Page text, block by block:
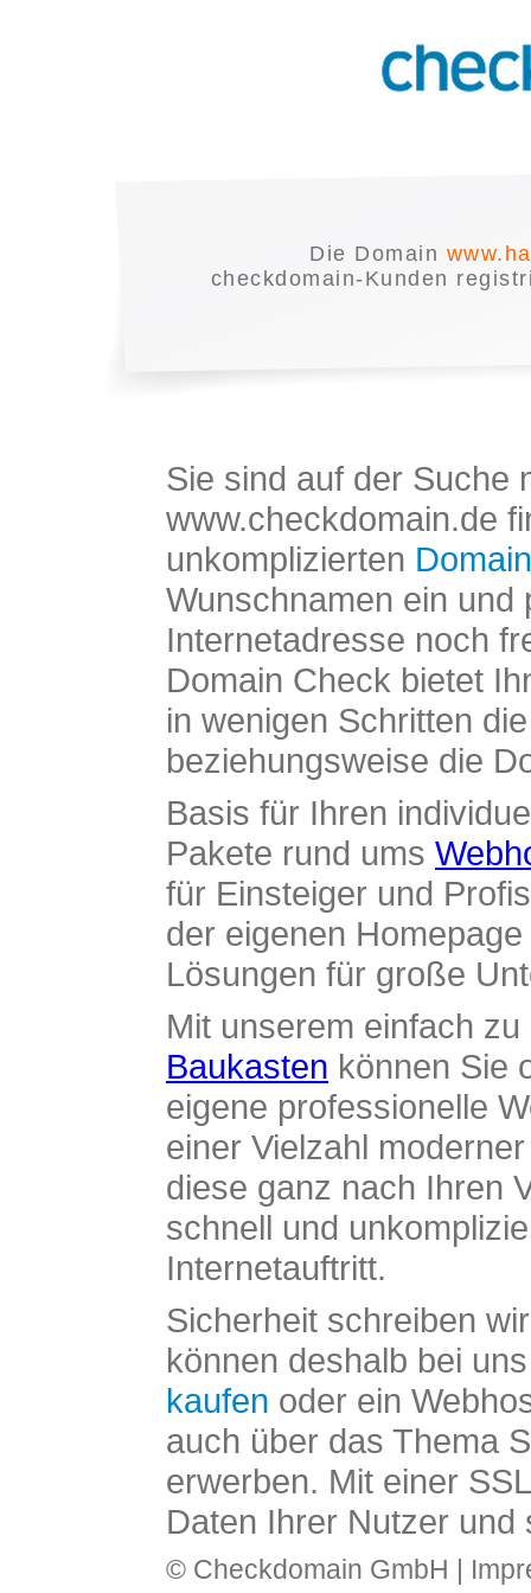
Die Domain
checkdomain-Kunden
Sie sind auf der Suche
www.checkdomain.de
unkomplizierten
Wunschnamen ein und
Internetadresse noch
Domain Check bietet
in wenigen Schritten
beziehungsweise die
Basis für Ihren
Pakete rund ums
für Einsteiger und
der eigenen
Lösungen für große
Mit unserem einfach
Baukasten können Sie
eigene professionelle
einer Vielzahl
diese ganz nach Ihren
schnell und
Internetauftritt.
Sicherheit schreiben
können deshalb bei
kaufen oder ein
auch über das Thema
erwerben. Mit einer
Daten Ihrer Nutzer und
© Checkdomain GmbH |